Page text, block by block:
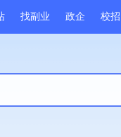
找副业 政企 校招